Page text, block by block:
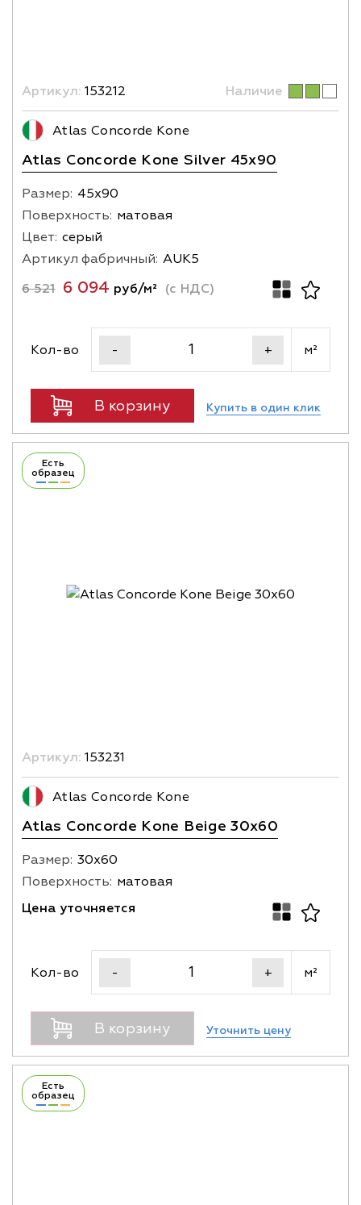
Артикул: 153212 Наличие
Atlas Concorde Kone
Atlas Concorde Kone Silver 45x90
Размер: 45х90
Поверхность: матовая
Цвет: серый
Артикул фабричный: AUK5
6 521 6 094 руб/м² (с НДС)
Кол-во - + м²
В корзину Купить в один клик
Есть
образец
Артикул: 153231
Atlas Concorde Kone
Atlas Concorde Kone Beige 30x60
Размер: 30х60
Поверхность: матовая
Цена уточняется
Кол-во - + м²
В корзину Уточнить цену
Есть
образец